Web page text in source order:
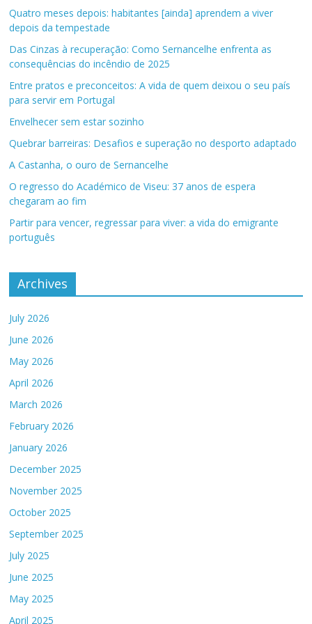
Quatro meses depois: habitantes [ainda] aprendem a viver
depois da tempestade
Das Cinzas à recuperação: Como Sernancelhe enfrenta as
consequências do incêndio de 2025
Entre pratos e preconceitos: A vida de quem deixou o seu país
para servir em Portugal
Envelhecer sem estar sozinho
Quebrar barreiras: Desafios e superação no desporto adaptado
A Castanha, o ouro de Sernancelhe
O regresso do Académico de Viseu: 37 anos de espera
chegaram ao fim
Partir para vencer, regressar para viver: a vida do emigrante
português
Archives
July 2026
June 2026
May 2026
April 2026
March 2026
February 2026
January 2026
December 2025
November 2025
October 2025
September 2025
July 2025
June 2025
May 2025
April 2025